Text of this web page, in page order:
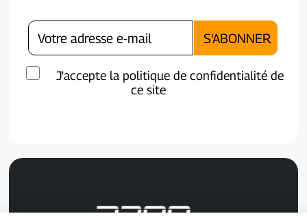
J'accepte la politique de confidentialité de
ce site